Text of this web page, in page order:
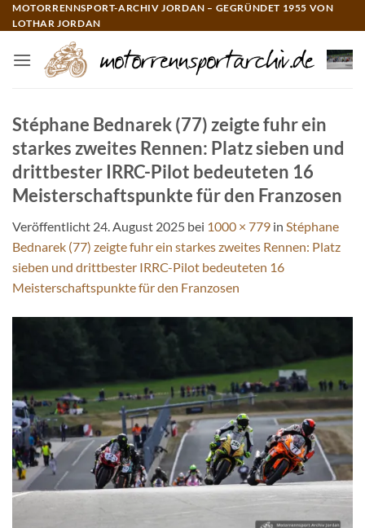
Zum
Inhalt
MOTORRENNSPORT-ARCHIV JORDAN – GEGRÜNDET 1955 VON
LOTHAR JORDAN
Stéphane Bednarek (77) zeigte fuhr ein
starkes zweites Rennen: Platz sieben und
drittbester IRRC-Pilot bedeuteten 16
Meisterschaftspunkte für den Franzosen
Veröffentlicht 24. August 2025 bei 1000 × 779 in Stéphane
Bednarek (77) zeigte fuhr ein starkes zweites Rennen: Platz
sieben und drittbester IRRC-Pilot bedeuteten 16
Meisterschaftspunkte für den Franzosen